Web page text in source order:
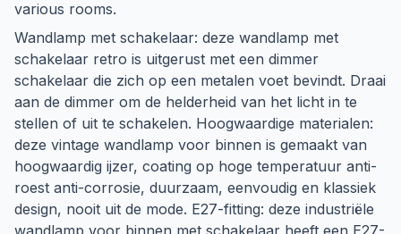
various rooms.
Wandlamp met schakelaar: deze wandlamp met
schakelaar retro is uitgerust met een dimmer
schakelaar die zich op een metalen voet bevindt. Draai
aan de dimmer om de helderheid van het licht in te
stellen of uit te schakelen. Hoogwaardige materialen:
deze vintage wandlamp voor binnen is gemaakt van
hoogwaardig ijzer, coating op hoge temperatuur anti-
roest anti-corrosie, duurzaam, eenvoudig en klassiek
design, nooit uit de mode. E27-fitting: deze industriële
wandlamp voor binnen met schakelaar heeft een E27-